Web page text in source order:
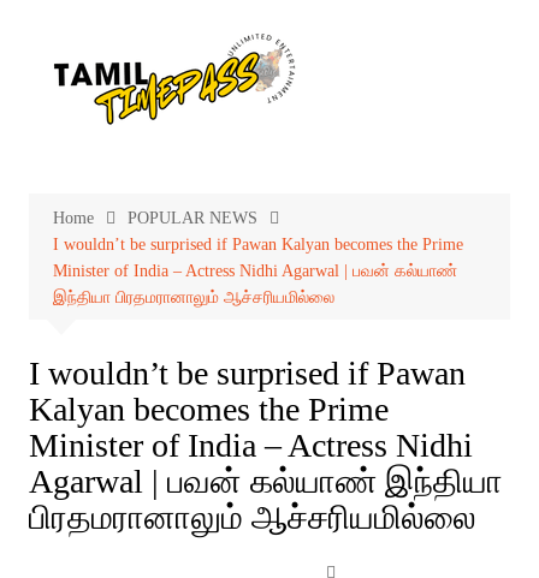
Home
POPULAR NEWS
I wouldn’t be surprised if Pawan Kalyan becomes the Prime
Minister of India – Actress Nidhi Agarwal | பவன் கல்யாண்
இந்தியா பிரதமரானாலும் ஆச்சரியமில்லை
I wouldn’t be surprised if Pawan
Kalyan becomes the Prime
Minister of India – Actress Nidhi
Agarwal | பவன் கல்யாண் இந்தியா
பிரதமரானாலும் ஆச்சரியமில்லை